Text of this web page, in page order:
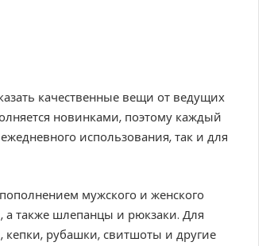
качественные вещи от ведущих
новинками, поэтому каждый
использования, так и для
мужского и женского
а также шлепанцы и рюкзаки. Для
кепки, рубашки, свитшоты и другие